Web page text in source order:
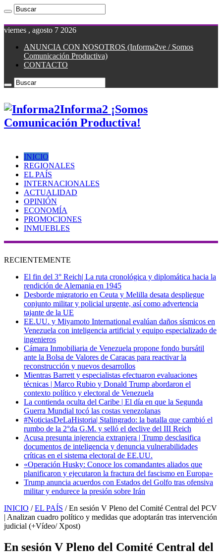
viernes , agosto 7 2026
ANUNCIA CON NOSOTROS (Informa2ve / Somos
Comunicación Productiva)
CONTACTO
Informa2 ¡Somos
Comunicación Productiva!
INICIO
REGIONALES
EL PAÍS
INTERNACIONALES
ACTUALIDAD
OPINIÓN
ECONOMÍA
PROMOCIONES
INMUEBLES
RECIENTEMENTE
El fin del 3° Reich| La ruta cronológica y diplomática hacia la
rendición de Alemania en 1945
Desborde migratorio en Ceuta y Melilla desata despliegue
conjunto militar y policial urgente, así como advertencia
tajante de la UE
EE.UU. y Miyamoto International evalúan daños sísmicos en
Venezuela con inteligencia artificial y equipo especializado de
ingenieros
Cámara Inmobiliaria de Venezuela propone fondo bursátil
ante la Bolsa de Valores de Caracas para reactivar la
reconstrucción y nuevos desarrollos
Mientras Barrett y especialistas efectuaron evaluaciones
técnicas | Marco Rubio y Donald Trump abordaron el
contexto político y electoral de Venezuela
La contienda oculta del Caribe | El día en que la Segunda
Guerra Mundial tocó las costas venezolanas
#NoticiasDeLaHistoria| Stalingrado: la batalla que cambió el
rumbo de la 2°da G.M. y selló el declive del III Reich
Acusa presunta injerencia extranjera | Trump desclasifica
documentos de inteligencia y denuncia vulnerabilidades
críticas en el sistema electoral de EE.UU.
«Operación Husky: Conoce los comandantes aliados que
planificaron y ejecutaron la fractura del fascismo en Europa»
Trump anuncia acuerdos con Estados del Golfo tras ofensiva
militar y endurece la presión sobre Irán
INICIO / EL PAÍS / En sesión V Pleno del Comité Central del PCV
| Analizan cuadro político y medidas que adoptarán tras intervención
judicial (+Vídeo/ Xpost)
En sesión V Pleno del Comité Central del